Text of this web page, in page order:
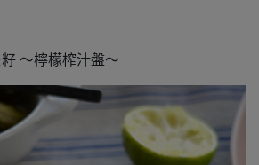
～檸檬榨汁盤～